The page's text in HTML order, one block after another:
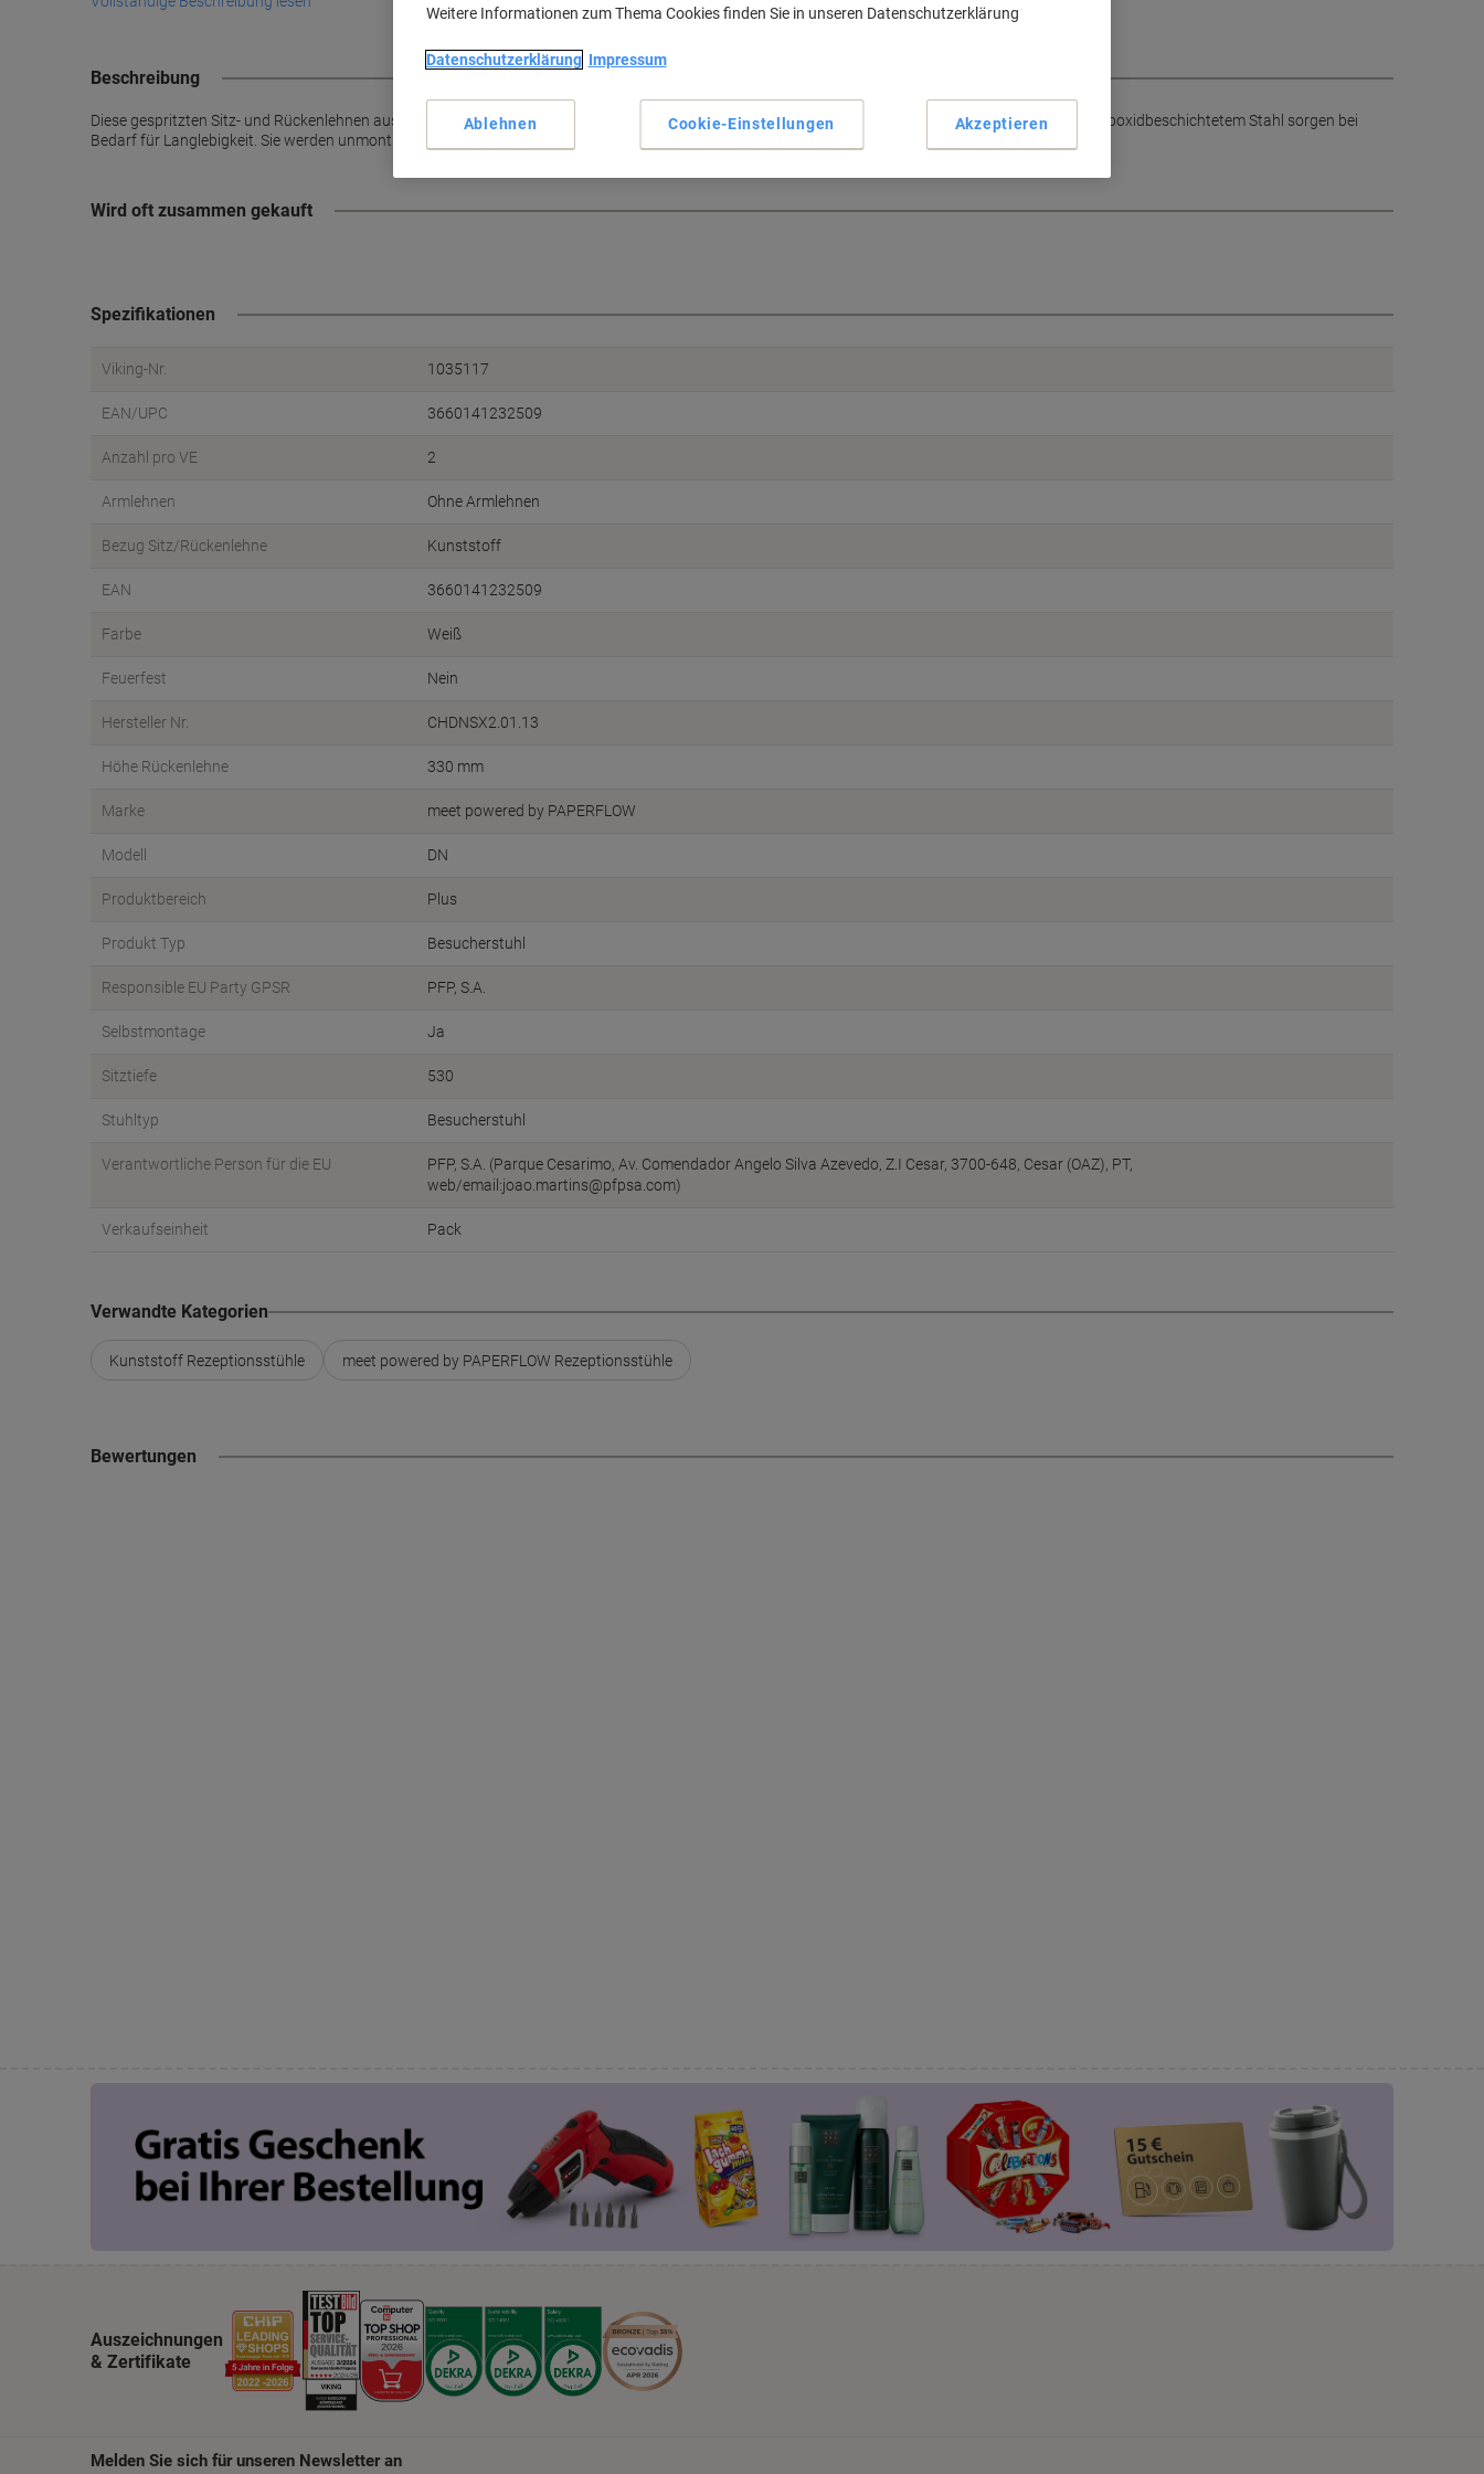
Beschreibung
Diese gespritzten Sitz- und Rückenlehnen aus Polypropylen können leicht abgewischt werden, so dass Flecken kein Problem darstellen. Die Beine aus epoxidbeschichtetem Stahl sorgen bei
Bedarf für Langlebigkeit. Sie werden unmontiert geliefert.
Wird oft zusammen gekauft
Spezifikationen
Viking-Nr. 1035117
EAN/UPC 3660141232509
Anzahl pro VE 2
Armlehnen Ohne Armlehnen
Bezug Sitz/Rückenlehne Kunststoff
EAN 3660141232509
Farbe Weiß
Feuerfest Nein
Hersteller Nr. CHDNSX2.01.13
Höhe Rückenlehne 330 mm
Marke meet powered by PAPERFLOW
Modell DN
Produktbereich Plus
Produkt Typ Besucherstuhl
Responsible EU Party GPSR PFP, S.A.
Selbstmontage Ja
Sitztiefe 530
Stuhltyp Besucherstuhl
Verantwortliche Person für die EU
PFP, S.A. (Parque Cesarimo, Av. Comendador Angelo Silva Azevedo, Z.I Cesar, 3700-648, Cesar (OAZ), PT,
web/email:joao.martins@pfpsa.com)
Verkaufseinheit Pack
Verwandte Kategorien
Kunststoff Rezeptionsstühle meet powered by PAPERFLOW Rezeptionsstühle
Bewertungen
Auszeichnungen
& Zertifikate
Weitere Informationen zum Thema Cookies finden Sie in unseren Datenschutzerklärung
Datenschutzerklärung Impressum
Cookie-Einstellungen
Ablehnen Akzeptieren